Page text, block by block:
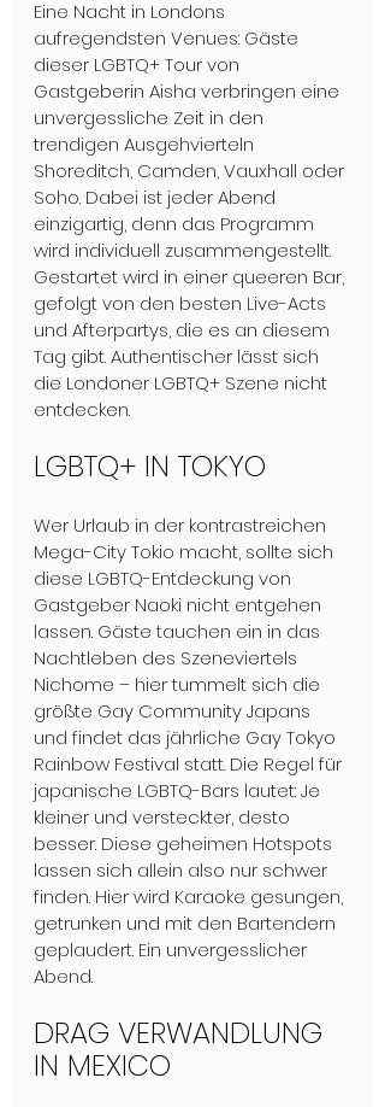
Eine Nacht in Londons
aufregendsten Venues: Gäste
dieser LGBTQ+ Tour von
Gastgeberin Aisha verbringen eine
unvergessliche Zeit in den
trendigen Ausgehvierteln
Shoreditch, Camden, Vauxhall oder
Soho. Dabei ist jeder Abend
einzigartig, denn das Programm
wird individuell zusammengestellt.
Gestartet wird in einer queeren Bar,
gefolgt von den besten Live-Acts
und Afterpartys, die es an diesem
Tag gibt. Authentischer lässt sich
die Londoner LGBTQ+ Szene nicht
entdecken.
LGBTQ+ IN TOKYO
Wer Urlaub in der kontrastreichen
Mega-City Tokio macht, sollte sich
diese LGBTQ-Entdeckung von
Gastgeber Naoki nicht entgehen
lassen. Gäste tauchen ein in das
Nachtleben des Szeneviertels
Nichome – hier tummelt sich die
größte Gay Community Japans
und findet das jährliche Gay Tokyo
Rainbow Festival statt. Die Regel für
japanische LGBTQ-Bars lautet: Je
kleiner und versteckter, desto
besser. Diese geheimen Hotspots
lassen sich allein also nur schwer
finden. Hier wird Karaoke gesungen,
getrunken und mit den Bartendern
geplaudert. Ein unvergesslicher
Abend.
DRAG VERWANDLUNG
IN MEXICO